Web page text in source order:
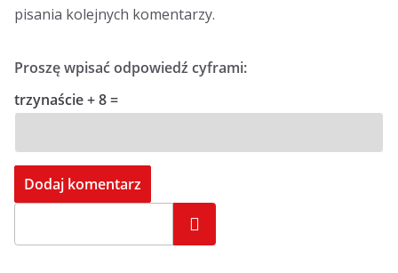
pisania kolejnych komentarzy.
Proszę wpisać odpowiedź cyframi:
trzynaście + 8 =
Szukaj